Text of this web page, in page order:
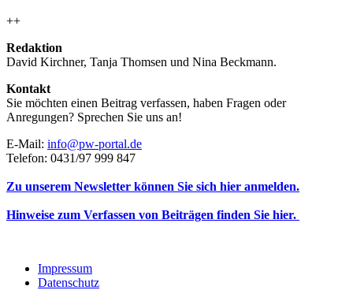
++
Redaktion
David Kirchner, Tanja Thomsen und Nina Beckmann.
Kontakt
Sie möchten einen Beitrag verfassen, haben Fragen oder
Anregungen? Sprechen Sie uns an!
E-Mail: info@pw-portal.de
Telefon: 0431/97 999 847
Zu unserem Newsletter können Sie sich hier anmelden.
Hinweise zum Verfassen von Beiträgen finden Sie hier.
Impressum
Datenschutz